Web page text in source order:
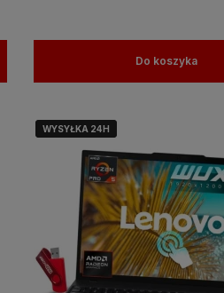
Do koszyka
WYSYŁKA 24H
WYSYŁKA 24H